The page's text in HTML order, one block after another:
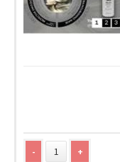
- +